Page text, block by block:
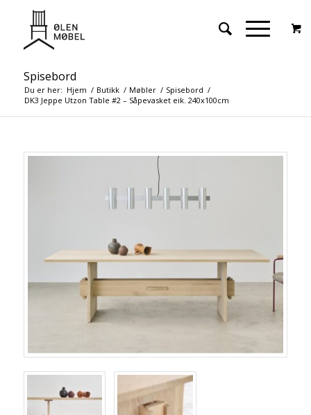
Spisebord
Du er her: Hjem / Butikk / Møbler / Spisebord /
DK3 Jeppe Utzon Table #2 – Såpevasket eik. 240x100cm